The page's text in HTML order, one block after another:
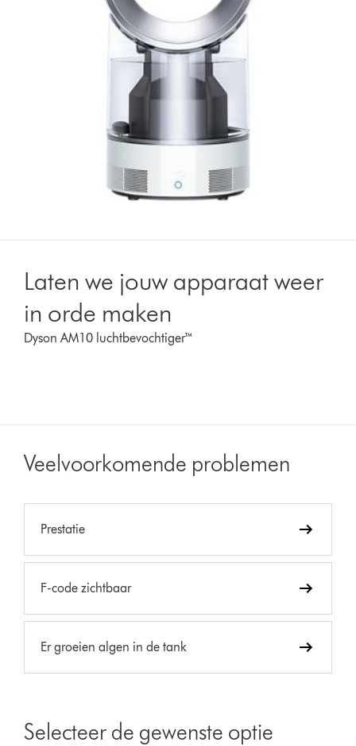
Laten we jouw apparaat weer
in orde maken
Dyson AM10 luchtbevochtiger™
Veelvoorkomende problemen
Prestatie
F-code zichtbaar
Er groeien algen in de tank
Selecteer de gewenste optie